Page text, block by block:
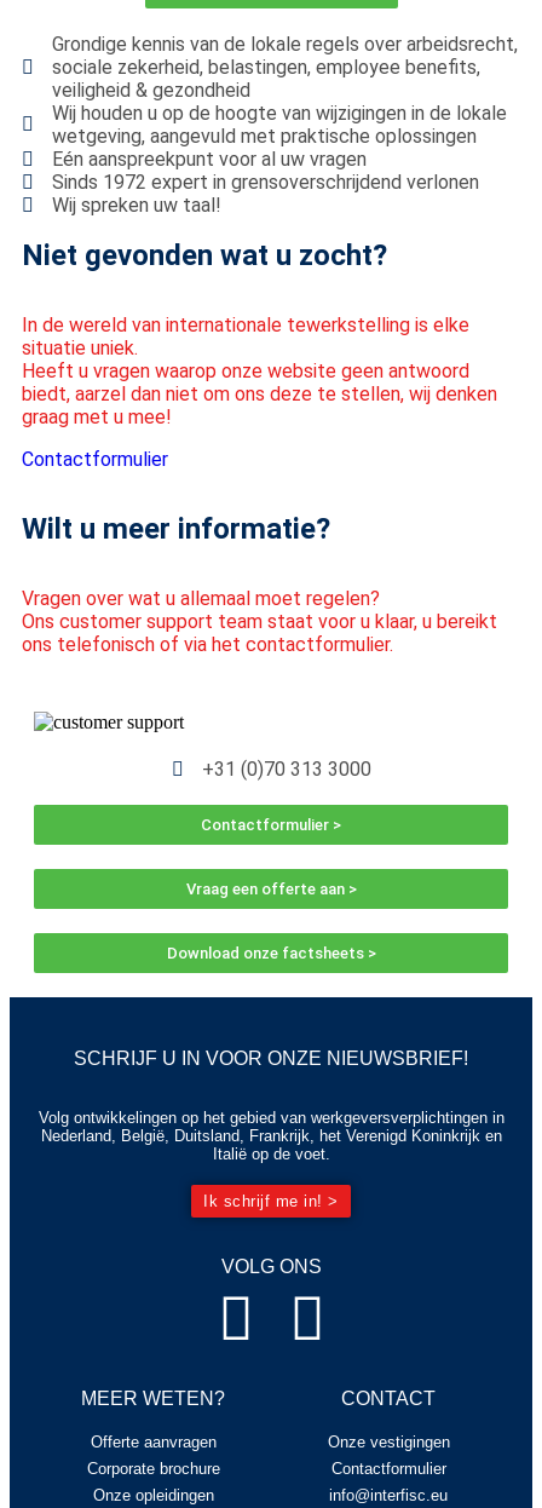
Grondige kennis van de lokale regels over arbeidsrecht,
sociale zekerheid, belastingen, employee benefits,
veiligheid & gezondheid
Wij houden u op de hoogte van wijzigingen in de lokale
wetgeving, aangevuld met praktische oplossingen
Eén aanspreekpunt voor al uw vragen
Sinds 1972 expert in grensoverschrijdend verlonen
Wij spreken uw taal!
Wilt u meer informatie?
Vragen over wat u allemaal moet regelen?
Ons customer support team staat voor u klaar, u bereikt
ons telefonisch of via het contactformulier.
+31 (0)70 313 3000
Contactformulier >
Vraag een offerte aan >
Download onze factsheets >
Niet gevonden wat u zocht?
In de wereld van internationale tewerkstelling is elke
situatie uniek.
Heeft u vragen waarop onze website geen antwoord
biedt, aarzel dan niet om ons deze te stellen, wij denken
graag met u mee!
Contactformulier
CONTACT
Onze vestigingen
Contactformulier
info@interfisc.eu
MEER WETEN?
Offerte aanvragen
Corporate brochure
Onze opleidingen
VOLG ONS
SCHRIJF U IN VOOR ONZE NIEUWSBRIEF!
Volg ontwikkelingen op het gebied van werkgeversverplichtingen in
Nederland, België, Duitsland, Frankrijk, het Verenigd Koninkrijk en
Italië op de voet.
Ik schrijf me in! >